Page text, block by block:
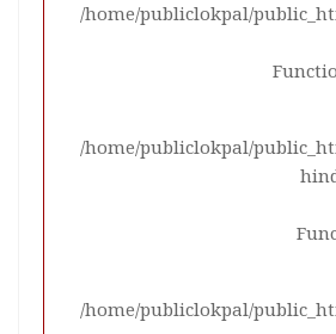
/home/publiclokpal/
/home/publiclokpal/
/home/publiclokpal/